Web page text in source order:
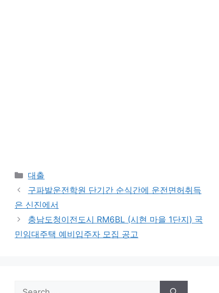
Categories
대출
구파발운전학원 단기간 순식간에 운전면허취득
은 신진에서
충남도청이전도시 RM6BL (시현 마을 1단지) 국
민임대주택 예비입주자 모집 공고
Search